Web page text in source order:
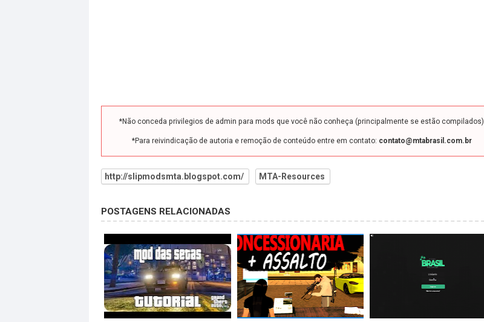
*Não conceda privilegios de admin para mods que você não conheça (principalmente se estão compilados)
*Para reivindicação de autoria e remoção de conteúdo entre em contato: contato@mtabrasil.com.br
http://slipmodsmta.blogspot.com/ MTA-Resources
POSTAGENS RELACIONADAS